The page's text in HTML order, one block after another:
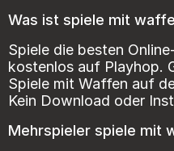
Was ist spiele mit
Spiele die besten
kostenlos auf Playhop.
Spiele mit Waffen auf
Kein Download oder
Mehrspieler spiele mit